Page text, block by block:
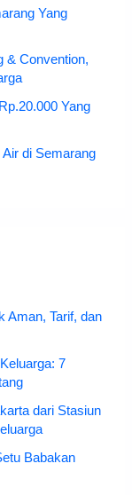
Yang
& Convention,
Yang
di Semarang
Aman, Tarif, dan
7
dari Stasiun
Babakan